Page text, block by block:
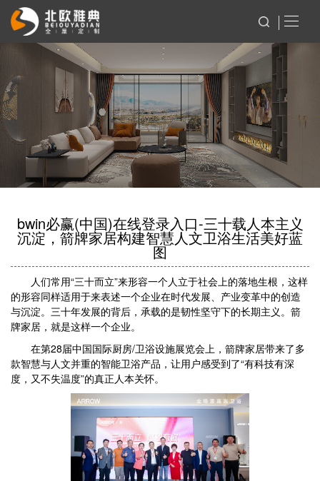
bwin必赢(中国)在线登录入口-三十载人本主义
沉淀，箭牌家居构建智慧人文卫浴生活美好蓝
图
人们常用“三十而立”来形容一个人立于社会上的落地生根，这样
的形容同样适用于来表述一个企业在时代发展、产业变革中的创造
与沉淀。三十年发展的背后，承载的是韧性坚守下的长期主义。箭
牌家居，就是这样一个企业。
在第28届中国国际厨房/卫浴设施展览会上，箭牌家居带来了多
款智慧与人文并重的智能卫浴产品，让用户感受到了“有科技有深
度，又不失温度”的真正人本关怀。